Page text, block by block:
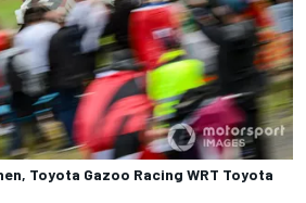
Toyota Gazoo Racing WRT Toyota